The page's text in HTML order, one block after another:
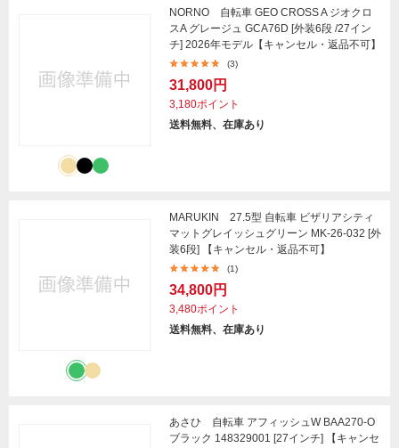
NORNO 自転車 GEO CROSS A ジオクロ
スA グレージュ GCA76D [外装6段 /27イン
チ] 2026年モデル【キャンセル・返品不可】
(3)
31,800円
3,180ポイント
送料無料、在庫あり
MARUKIN 27.5型 自転車 ビザリアシティ
マットグレイッシュグリーン MK-26-032 [外
装6段] 【キャンセル・返品不可】
(1)
34,800円
3,480ポイント
送料無料、在庫あり
あさひ 自転車 アフィッシュW BAA270-O
ブラック 148329001 [27インチ] 【キャンセ